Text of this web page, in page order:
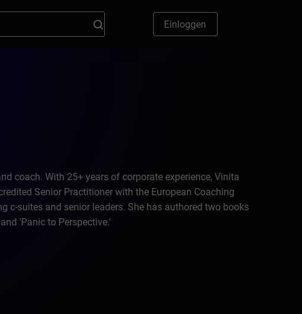
Einloggen
coach. With 25+ years of corporate experience, Vinita
Senior Practitioner with the European Coaching
c-suites and senior leaders. She has authored two books
'Panic to Perspective.'